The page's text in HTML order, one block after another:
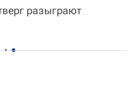
разыграют